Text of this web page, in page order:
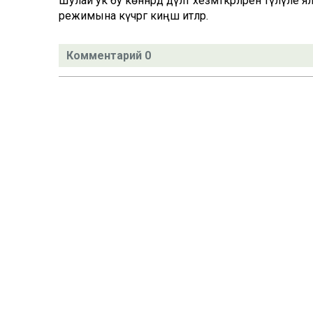
режимына күчәргә киңәш итәләр.
Комментарий 0